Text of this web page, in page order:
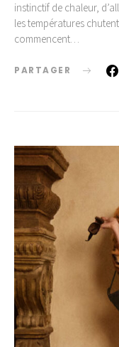
instinctif de chaleur,
les températures
commencent…
PARTAGER